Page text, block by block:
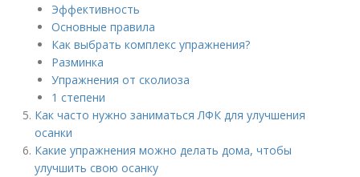
Эффективность
Основные правила
Как выбрать комплекс упражнения?
Разминка
Упражнения от сколиоза
1 степени
Как часто нужно заниматься ЛФК для улучшения
осанки
Какие упражнения можно делать дома, чтобы
улучшить свою осанку